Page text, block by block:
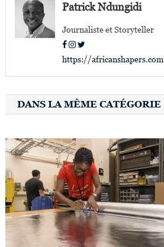
l’articlePatrick Ndungidi
Journaliste et Storyteller
https://africanshapers.com
DANS LA MÊME CATÉGORIE